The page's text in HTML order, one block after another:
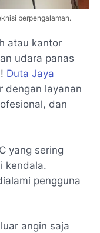
berpengalaman.
atau kantor
udara panas
Duta Jaya
dengan layanan
dan
yang sering
kendala.
pengguna
angin saja